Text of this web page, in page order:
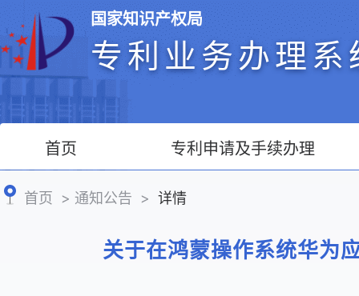
国家知识产权局
专利业务办理系
首页 专利申请及手续办理
首页 > 通知公告 > 详情
关于在鸿蒙操作系统华为